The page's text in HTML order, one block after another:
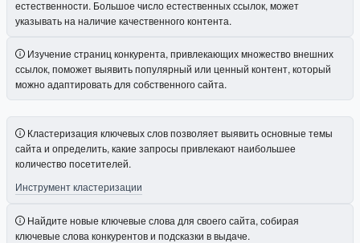
естественности. Большое число естественных ссылок, может
указывать на наличие качественного контента.
Изучение страниц конкурента, привлекающих множество внешних
ссылок, поможет выявить популярный или ценный контент, который
можно адаптировать для собственного сайта.
Кластеризация ключевых слов позволяет выявить основные темы
сайта и определить, какие запросы привлекают наибольшее
количество посетителей.
Инструмент кластеризации
Найдите новые ключевые слова для своего сайта, собирая
ключевые слова конкурентов и подсказки в выдаче.